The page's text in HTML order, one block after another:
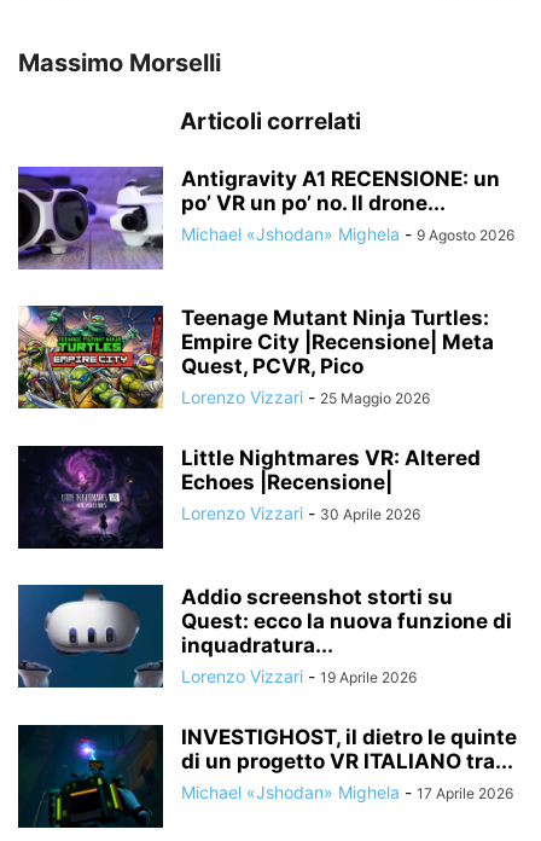
Massimo Morselli
Articoli correlati
Antigravity A1 RECENSIONE: un
po’ VR un po’ no. Il drone...
Michael «Jshodan» Mighela - 9 Agosto 2026
Teenage Mutant Ninja Turtles:
Empire City |Recensione| Meta
Quest, PCVR, Pico
Lorenzo Vizzari - 25 Maggio 2026
Little Nightmares VR: Altered
Echoes |Recensione|
Lorenzo Vizzari - 30 Aprile 2026
Addio screenshot storti su
Quest: ecco la nuova funzione di
inquadratura...
Lorenzo Vizzari - 19 Aprile 2026
INVESTIGHOST, il dietro le quinte
di un progetto VR ITALIANO tra...
Michael «Jshodan» Mighela - 17 Aprile 2026